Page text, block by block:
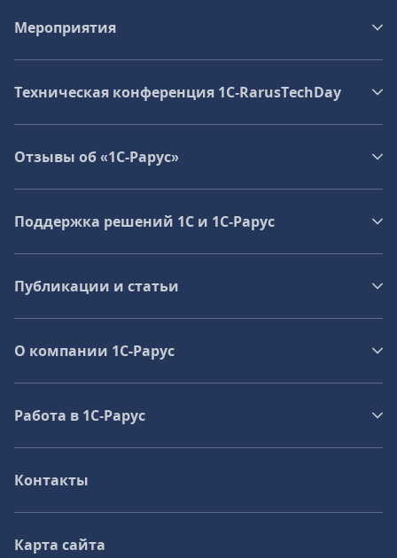
Мероприятия
Техническая конференция 1C‑RarusTechDay
Отзывы об «1С-Рарус»
Поддержка решений 1С и 1С‑Рарус
Публикации и статьи
О компании 1C-Рарус
Работа в 1С‑Рарус
Контакты
Карта сайта